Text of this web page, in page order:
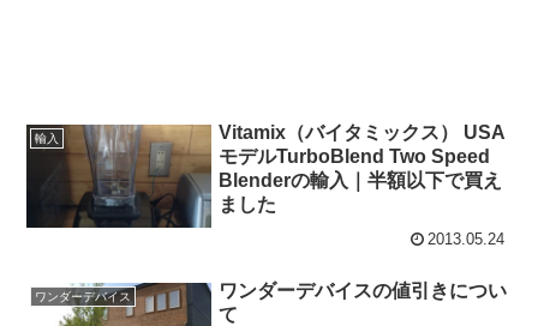
輸入
Vitamix（バイタミックス） USA
モデルTurboBlend Two Speed
Blenderの輸入｜半額以下で買え
ました
2013.05.24
ワンダーデバイス
ワンダーデバイスの値引きについ
て